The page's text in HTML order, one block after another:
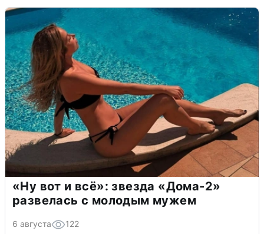
«Ну вот и всё»: звезда «Дома-2»
развелась с молодым мужем
6 августа 122